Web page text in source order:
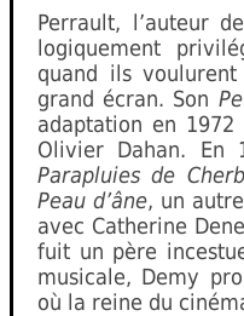
Perrault, l’auteur
logiquement
quand ils
grand écran. Son
adaptation en
Olivier Dahan. En
Parapluies de
Peau d’âne, un
avec Catherine
fuit un père
musicale, Demy
où la reine du